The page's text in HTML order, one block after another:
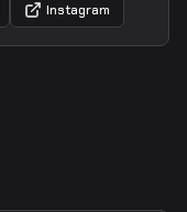
Instagram